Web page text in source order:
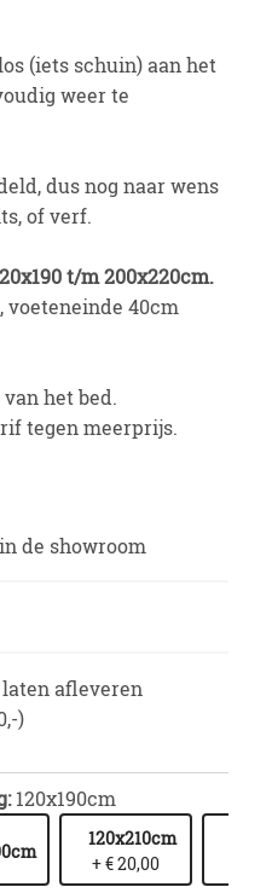
(iets schuin) aan het
weer te
dus nog naar wens
of verf.
t/m 200x220cm.
voeteneinde 40cm
het bed.
tegen meerprijs.
de showroom
afleveren
)
120x190cm
120x210cm
+ € 20,00